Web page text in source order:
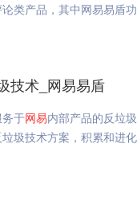
类产品，其中网易易盾
技术_网易易盾
于网易内部产品的反垃
圾技术方案，积累和进